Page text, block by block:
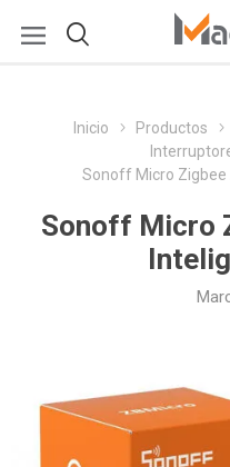
Inicio Productos
Sonoff Micro Zigbee
Sonoff Micro